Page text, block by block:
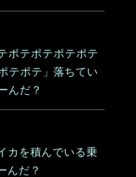
ポテポテポテポテ
テポテ」落ちてい
んだ？
カを積んでいる乗
んだ？